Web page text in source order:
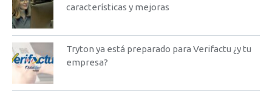
características y mejoras
Tryton ya está preparado para Verifactu ¿y tu
empresa?